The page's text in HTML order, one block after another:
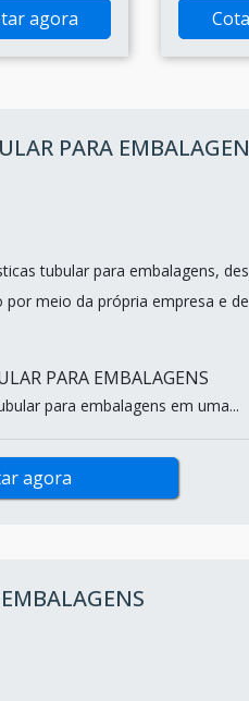
agora
PARA
tubular para embalagens,
meio da própria empresa e
PARA EMBALAGENS
para embalagens em uma...
agora